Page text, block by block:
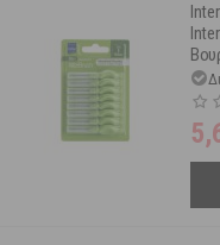
τμχ